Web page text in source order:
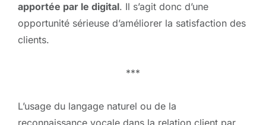
apportée par le digital. Il s’agit donc d’une
opportunité sérieuse d’améliorer la satisfaction des
clients.
***
L’usage du langage naturel ou de la